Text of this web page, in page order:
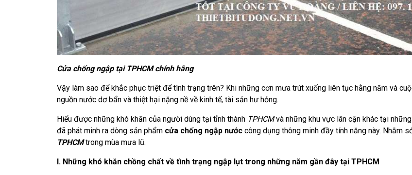
Cửa chống ngập tại TPHCM chính hãng
Vậy làm sao để khắc phục triệt để tình trạng trên? Khi những cơn mưa trút xuống liên tục hằng năm và
nguồn nước dơ bẩn và thiệt hại nặng nề về kinh tế, tài sản hư hỏng.
Hiểu được những khó khăn của người dùng tại tỉnh thành TPHCMvà những khu vực lân cận khác tại
đã phát minh ra dòng sản phẩm cửa chống ngập nước công dụng thông minh đầy tính năng này. Nhằm
TPHCMtrong mùa mưa lũ.
I. Những khó khăn chồng chất về tình trạng ngập lụt trong những năm gần đây tại TPHCM